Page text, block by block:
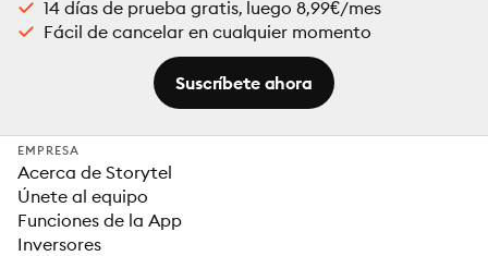
14 días de prueba gratis, luego 8,99€/mes
Fácil de cancelar en cualquier momento
Suscríbete ahora
EMPRESA
Acerca de Storytel
Únete al equipo
Funciones de la App
Inversores